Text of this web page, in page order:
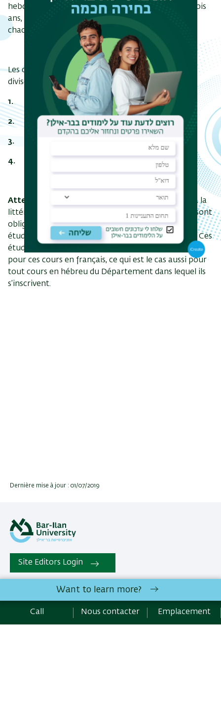
hebdomadaires "à la carte", répartis sur deux ou trois
ans, en fonction des désirs et des possibilités de
chacun.
Les cours obligatoires et / ou au choix duB.A.se
divisent en 4 unités de base
1. Langue
2. Culture
3. Littérature
4. Linguistique
Attention
: 4 cours d’introductions à la culture et à la
littérature françaises sont dispensés en hébreu et sont
obligatoires (selon la filière) également pour les
étudiants dont la langue maternelle est le français. Ces
étudiants ont le droit de rédiger travaux et examens
pour ces cours en français, ce qui est le cas aussi pour
tout cours en hébreu du Département dans lequel ils
s’inscrivent.
Dernière mise à jour : 01/07/2019
Site Editors Login
All rights reserved:Département de français
Israel | Telephone: 972.3.5318232 | Fax : 972.3.7384101 |
Want to learn more?
Call Nous contacter Emplacement